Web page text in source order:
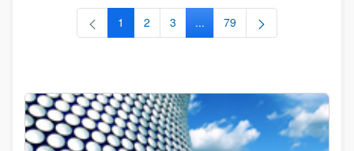
Página
1 Página
2 Página
3 ...Páginas intermedias Use TAB
Página
79